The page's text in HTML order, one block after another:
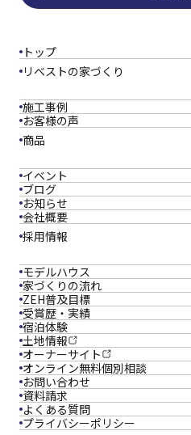
トップ
リベストの家づくり
施工事例
お客様の声
商品
イベント
ブログ
お知らせ
会社概要
採用情報
モデルハウス
家づくりの流れ
ZEH普及目標
受賞歴・実績
宿泊体験
土地情報
オーナーサイト
オンライン無料個別相談
お問い合わせ
資料請求
よくある質問
プライバシーポリシー